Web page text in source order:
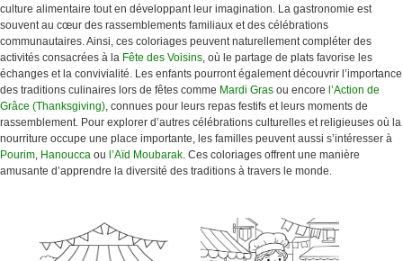
culture alimentaire tout en développant leur imagination. La gastronomie est
souvent au cœur des rassemblements familiaux et des célébrations
communautaires. Ainsi, ces coloriages peuvent naturellement compléter des
activités consacrées à la Fête des Voisins, où le partage de plats favorise les
échanges et la convivialité. Les enfants pourront également découvrir l’importance
des traditions culinaires lors de fêtes comme Mardi Gras ou encore l’Action de
Grâce (Thanksgiving), connues pour leurs repas festifs et leurs moments de
rassemblement. Pour explorer d’autres célébrations culturelles et religieuses où la
nourriture occupe une place importante, les familles peuvent aussi s’intéresser à
Pourim, Hanoucca ou l’Aïd Moubarak. Ces coloriages offrent une manière
amusante d’apprendre la diversité des traditions à travers le monde.